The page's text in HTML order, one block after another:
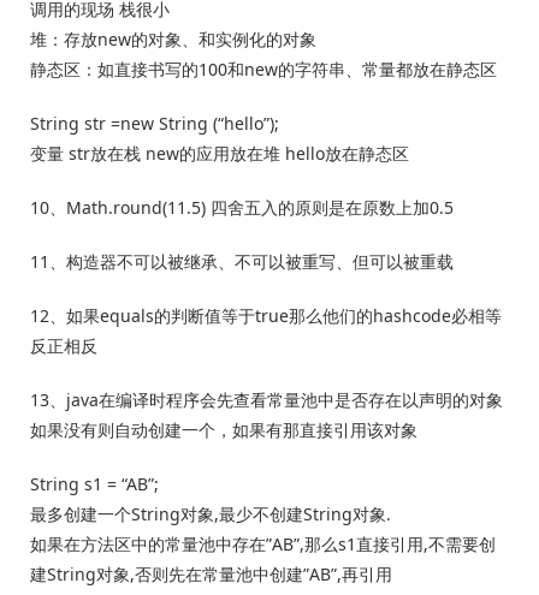
调用的现场 栈很小
堆：存放new的对象、和实例化的对象
静态区：如直接书写的100和new的字符串、常量都放在静态区
String str =new String (“hello”);
变量 str放在栈 new的应用放在堆 hello放在静态区
10、Math.round(11.5) 四舍五入的原则是在原数上加0.5
11、构造器不可以被继承、不可以被重写、但可以被重载
12、如果equals的判断值等于true那么他们的hashcode必相等
反正相反
13、java在编译时程序会先查看常量池中是否存在以声明的对象
如果没有则自动创建一个，如果有那直接引用该对象
String s1 = “AB”;
最多创建一个String对象,最少不创建String对象.
如果在方法区中的常量池中存在”AB”,那么s1直接引用,不需要创
建String对象,否则先在常量池中创建”AB”,再引用